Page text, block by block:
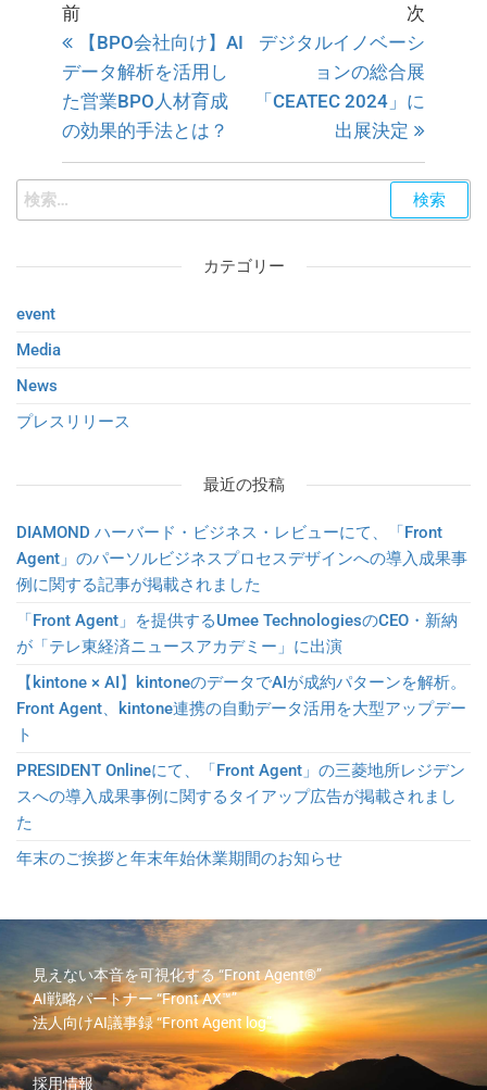
前
【BPO会社向け】AI
データ解析を活用し
た営業BPO人材育成
の効果的手法とは？
次
デジタルイノベーシ
ョンの総合展
「CEATEC 2024」に
出展決定
カテゴリー
event
Media
News
プレスリリース
最近の投稿
DIAMOND ハーバード・ビジネス・レビューにて、「Front
Agent」のパーソルビジネスプロセスデザインへの導入成果事
例に関する記事が掲載されました
「Front Agent」を提供するUmee TechnologiesのCEO・新納
が「テレ東経済ニュースアカデミー」に出演
【kintone × AI】kintoneのデータでAIが成約パターンを解析。
Front Agent、kintone連携の自動データ活用を大型アップデー
ト
PRESIDENT Onlineにて、「Front Agent」の三菱地所レジデン
スへの導入成果事例に関するタイアップ広告が掲載されまし
た
年末のご挨拶と年末年始休業期間のお知らせ
見えない本音を可視化する“Front Agent®”
AI戦略パートナー“Front AX™”
法人向けAI議事録“Front Agent log”
採用情報